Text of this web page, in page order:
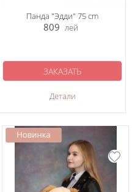
Панда "Эдди" 75 cm
809 лей
Детали
ЗАКАЗАТЬ